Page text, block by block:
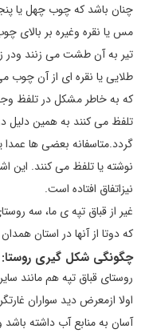
چنان باشد که چوب چهل یا
مس یا نقره وغیره بر بالای
تیر به آن طشت می زنند
طلایی یا نقره ای از آن چوب
که به خاطر مشکل در تلفظ
تلفظ می کنند به همین دلیل
گردد.متاسفانه بعضی ها عمدا
نیزاتفاق افتاده است.
غیر از قباق تپه ی ما، سه
که دوتا از آنها در استان
چگونگی شکل گیری روستا:
روستای قباق تپه هم مانند
اولا ازمعرض دید سواران
آسان به منابع آب داشته